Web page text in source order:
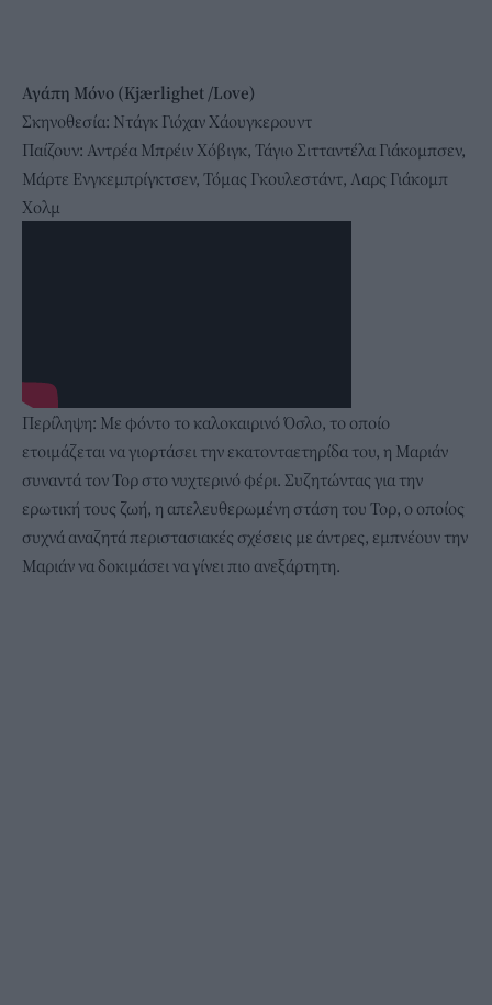
Αγάπη Μόνο (Kjærlighet /Love)
Σκηνοθεσία: Ντάγκ Γιόχαν Χάουγκερουντ
Παίζουν: Αντρέα Μπρέιν Χόβιγκ, Τάγιο Σιτταντέλα Γιάκομπσεν,
Μάρτε Ενγκεμπρίγκτσεν, Τόμας Γκουλεστάντ, Λαρς Γιάκομπ
Χολμ
Περίληψη: Με φόντο το καλοκαιρινό Όσλο, το οποίο
ετοιμάζεται να γιορτάσει την εκατονταετηρίδα του, η Μαριάν
συναντά τον Τορ στο νυχτερινό φέρι. Συζητώντας για την
ερωτική τους ζωή, η απελευθερωμένη στάση του Τορ, ο οποίος
συχνά αναζητά περιστασιακές σχέσεις με άντρες, εμπνέουν την
Μαριάν να δοκιμάσει να γίνει πιο ανεξάρτητη.